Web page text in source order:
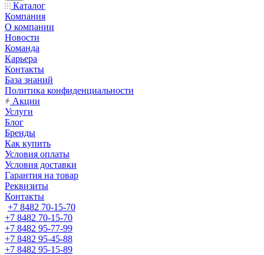
Каталог
Компания
О компании
Новости
Команда
Карьера
Контакты
База знаний
Политика конфиденциальности
Акции
Услуги
Блог
Бренды
Как купить
Условия оплаты
Условия доставки
Гарантия на товар
Реквизиты
Контакты
+7 8482 70-15-70
+7 8482 70-15-70
+7 8482 95-77-99
+7 8482 95-45-88
+7 8482 95-15-89